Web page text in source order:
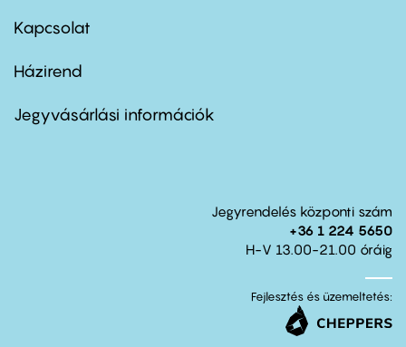
firstKapcsolat
Footer
second
Házirend
Jegyvásárlási információk
Jegyrendelés központi szám
+36 1 224 5650
H-V 13.00-21.00 óráig
Fejlesztés és üzemeltetés: